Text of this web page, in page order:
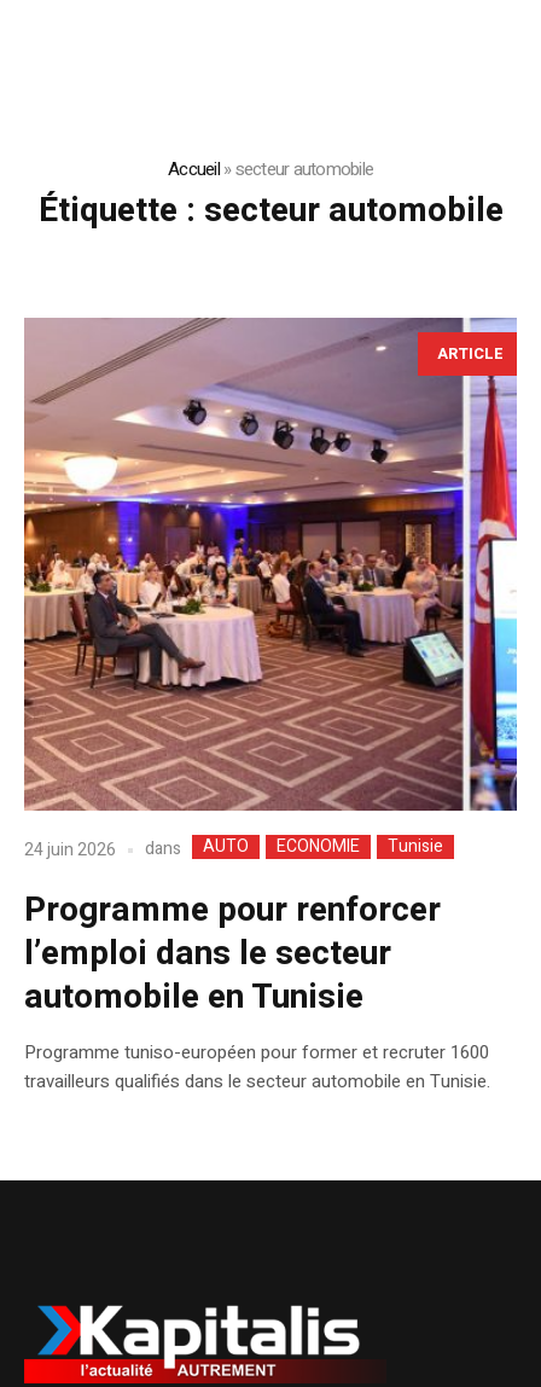
Accueil»secteur automobile
Étiquette : secteur automobile
ARTICLE
24 juin 2026 dans AUTO ECONOMIE Tunisie
Programme pour renforcer
l’emploi dans le secteur
automobile en Tunisie
Programme tuniso-européen pour former et recruter 1600
travailleurs qualifiés dans le secteur automobile en Tunisie.